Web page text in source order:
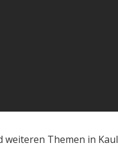
weiteren Themen in